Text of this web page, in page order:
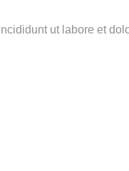
ut labore et